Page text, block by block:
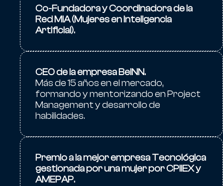
Co-Fundadora y Coordinadora de la
Red MIA (Mujeres en Inteligencia
Artificial).
CEO de la empresa BeiNN.
Más de 15 años en el mercado,
formando y mentorizando en Project
Management y desarrollo de
habilidades.
Premio a la mejor empresa Tecnológica
gestionada por una mujer por CPIIEX y
AMEPAP.